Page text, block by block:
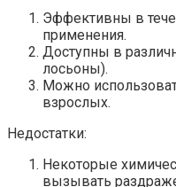
Эффективны в
применения.
Доступны в
лосьоны).
Можно
взрослых.
Недостатки:
Некоторые
вызывать